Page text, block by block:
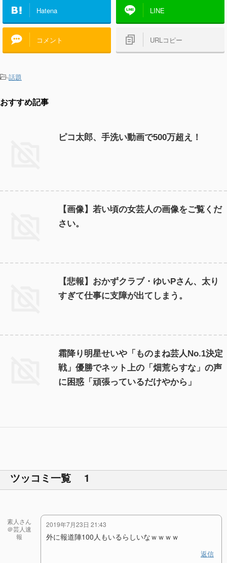
Hatena LINE
コメント URLコピー
-話題
おすすめ記事
ピコ太郎、手洗い動画で500万超え！
【画像】若い頃の女芸人の画像をご覧くだ
さい。
【悲報】おかずクラブ・ゆいPさん、太り
すぎて仕事に支障が出てしまう。
霜降り明星せいや「ものまね芸人No.1決定
戦」優勝でネット上の「畑荒らすな」の声
に困惑「頑張っているだけやから」
ツッコミ一覧 1
素人さん
＠芸人速
報
2019年7月23日 21:43
外に報道陣100人もいるらしいなｗｗｗｗ
返信